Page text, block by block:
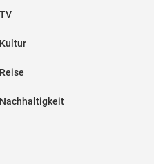
TV
Kultur
Reise
Nachhaltigkeit